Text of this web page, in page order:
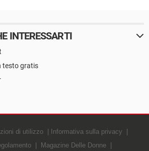
INTERESSARTI
testo gratis
di utilizzo
Informativa sulla privacy
Magazine Delle Donne